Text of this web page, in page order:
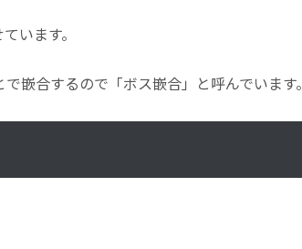
います。
嵌合するので「ボス嵌合」と呼んでいます。